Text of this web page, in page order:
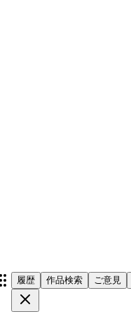
履歴 作品検索 ご意見